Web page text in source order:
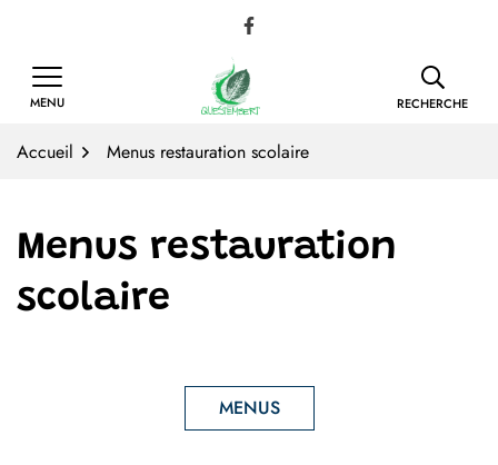
contenu
Lien vers le compte Facebook
MENU RECHERCHE
Accueil Menus restauration scolaire
Menus restauration
scolaire
MENUS